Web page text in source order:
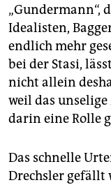
„Gundermann“,
Idealisten,
endlich mehr
bei der Stasi,
nicht allein
weil das
darin eine Rolle
Das schnelle
Drechsler gefällt